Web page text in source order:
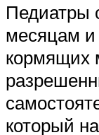
Педиатры
месяцам
кормящих
который